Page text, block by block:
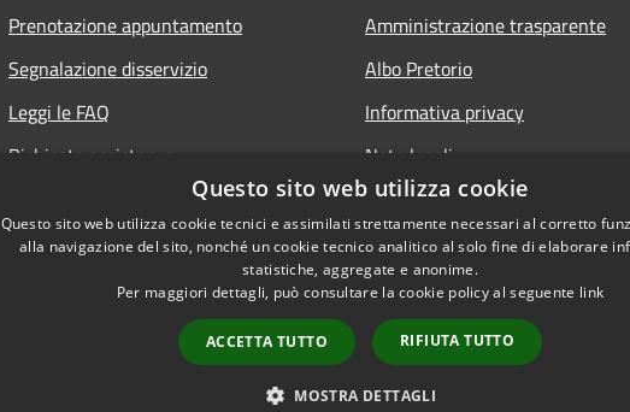
Prenotazione appuntamento
Segnalazione disservizio
Leggi le FAQ
Richiesta assistenza
Amministrazione trasparente
Albo Pretorio
Informativa privacy
Note legali
Dichiarazione di accessibilità
Copyright © 2026 •
Questo sito web utilizza cookie
Questo sito web utilizza cookie tecnici e assimilati strettamente necessari al corretto
alla navigazione del sito, nonché un cookie tecnico analitico al solo fine di elaborare
statistiche, aggregate e anonime.
Per maggiori dettagli, può consultare la cookie policy al seguente link
ACCETTA TUTTO RIFIUTA TUTTO
MOSTRA DETTAGLI